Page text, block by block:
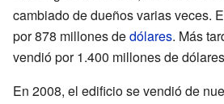
cambiado de dueños varias veces.
por 878 millones dedólares. Más
vendió por 1.400 millones de
En 2008, el edificio se vendió de